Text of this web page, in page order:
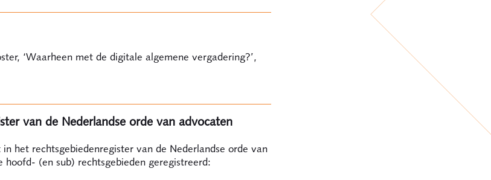
‘Waarheen met de digitale algemene vergadering?’,
van de Nederlandse orde van advocaten
het rechtsgebiedenregister van de Nederlandse orde van
hoofd- (en sub) rechtsgebieden geregistreerd: